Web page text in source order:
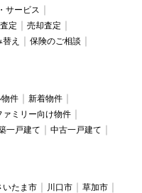
サービス
定
売却査定
え
保険のご相談
件
新着物件
ァミリー向け物件
一戸建て
中古一戸建て
いたま市 川口市
草加市